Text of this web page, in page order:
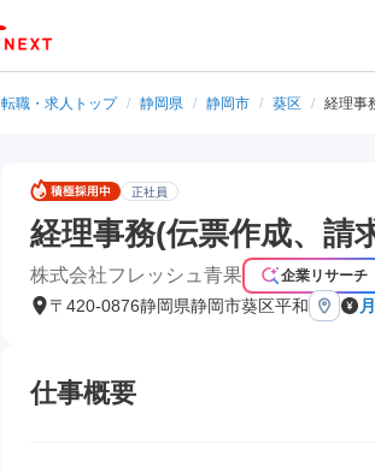
転職・求人トップ / 静岡県 / 静岡市 / 葵区 / 経理事
正社員
経理事務(伝票作成、請
株式会社フレッシュ青果 企業リサーチ
〒420-0876静岡県静岡市葵区平和
仕事概要